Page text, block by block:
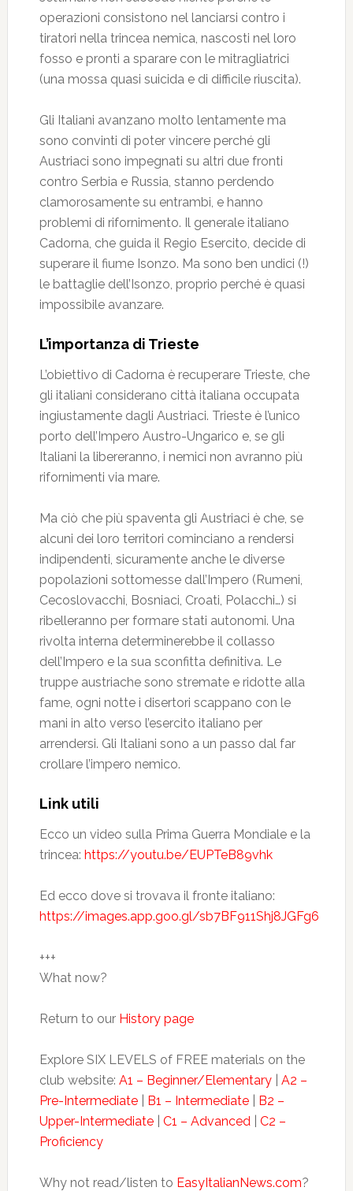
operazioni consistono nel lanciarsi contro i
tiratori nella trincea nemica, nascosti nel loro
fosso e pronti a sparare con le mitragliatrici
(una mossa quasi suicida e di difficile riuscita).
Gli Italiani avanzano molto lentamente ma
sono convinti di poter vincere perché gli
Austriaci sono impegnati su altri due fronti
contro Serbia e Russia, stanno perdendo
clamorosamente su entrambi, e hanno
problemi di rifornimento. Il generale italiano
Cadorna, che guida il Regio Esercito, decide di
superare il fiume Isonzo. Ma sono ben undici (!)
le battaglie dell’Isonzo, proprio perché è quasi
impossibile avanzare.
L’importanza di Trieste
L’obiettivo di Cadorna è recuperare Trieste, che
gli italiani considerano città italiana occupata
ingiustamente dagli Austriaci. Trieste è l’unico
porto dell’Impero Austro-Ungarico e, se gli
Italiani la libereranno, i nemici non avranno più
rifornimenti via mare.
Ma ciò che più spaventa gli Austriaci è che, se
alcuni dei loro territori cominciano a rendersi
indipendenti, sicuramente anche le diverse
popolazioni sottomesse dall’Impero (Rumeni,
Cecoslovacchi, Bosniaci, Croati, Polacchi…) si
ribelleranno per formare stati autonomi. Una
rivolta interna determinerebbe il collasso
dell’Impero e la sua sconfitta definitiva. Le
truppe austriache sono stremate e ridotte alla
fame, ogni notte i disertori scappano con le
mani in alto verso l’esercito italiano per
arrendersi. Gli Italiani sono a un passo dal far
crollare l’impero nemico.
Link utili
Ecco un video sulla Prima Guerra Mondiale e la
trincea: https://youtu.be/EUPTeB89vhk
Ed ecco dove si trovava il fronte italiano:
https://images.app.goo.gl/sb7BF911Shj8JGFg6
+++
What now?
Return to our History page
Explore SIX LEVELS of FREE materials on the
club website: A1 – Beginner/Elementary| A2 –
Pre-Intermediate| B1 – Intermediate| B2 –
Upper-Intermediate| C1 – Advanced| C2 –
Proficiency
Why not read/listen to EasyItalianNews.com?